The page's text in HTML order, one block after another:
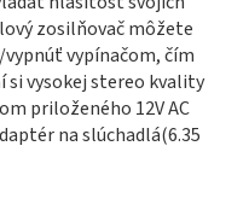
zosilňovač môžete
vypínačom, čím
vysokej stereo kvality
priloženého 12V AC
na slúchadlá(6.35